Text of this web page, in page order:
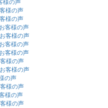
様の声
様の声
客様の声
客様の声
客様の声
客様の声
様の声
客様の声
の声
様の声
様の声
様の声